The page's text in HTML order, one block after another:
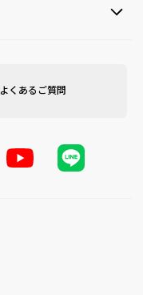
よくあるご質問